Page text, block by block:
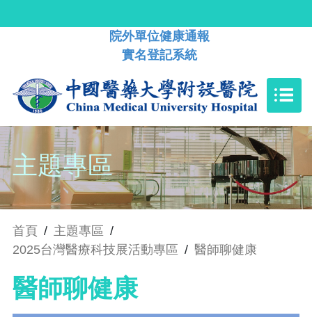
院外單位健康通報
實名登記系統
主題專區
首頁 / 主題專區 /
2025台灣醫療科技展活動專區 / 醫師聊健康
醫師聊健康